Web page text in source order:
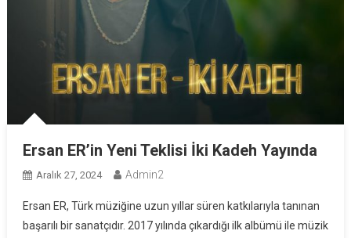
Ersan ER’in Yeni Teklisi İki Kadeh Yayında
Aralık 27, 2024 Admin2
Ersan ER, Türk müziğine uzun yıllar süren katkılarıyla tanınan
başarılı bir sanatçıdır. 2017 yılında çıkardığı ilk albümü ile müzik